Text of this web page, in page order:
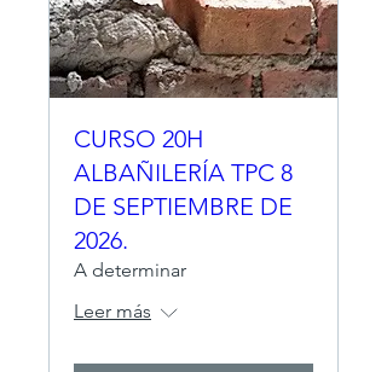
CURSO 20H
ALBAÑILERÍA TPC 8
DE SEPTIEMBRE DE
2026.
A determinar
Leer más